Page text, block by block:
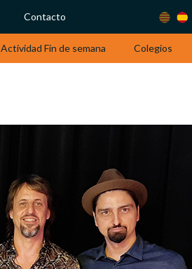
Contacto
Actividad Fin de semana Colegios